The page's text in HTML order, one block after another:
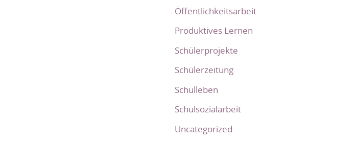
Öffentlichkeitsarbeit
Produktives Lernen
Schülerprojekte
Schülerzeitung
Schulleben
Schulsozialarbeit
Uncategorized